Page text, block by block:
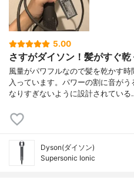
5.00
さすがダイソン！髪がすぐ乾
風量がパワフルなので髪を乾かす
入っています。パワーの割に音が
なりすぎないように設計されている
Dyson(ダイソン)
Supersonic Ionic